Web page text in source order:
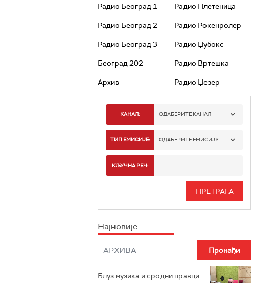
Радио Београд 1
Радио Београд 2
Радио Београд 3
Београд 202
Архив
Радио Плетеница
Радио Рокенролер
Радио Џубокс
Радио Вртешка
Радио Џезер
КАНАЛ: ОДАБЕРИТЕ КАНАЛ
РАДИО БЕОГРАД 1
РАДИО БЕОГРАД 3
РАДИО РОКЕНРОЛЕР
РАДИО ЏУБОКС
ТИП ЕМИСИЈЕ: ОДАБЕРИТЕ ЕМИСИЈУ
ИНФО
КЉУЧНА РЕЧ:
Најновије
Блуз музика и сродни правци